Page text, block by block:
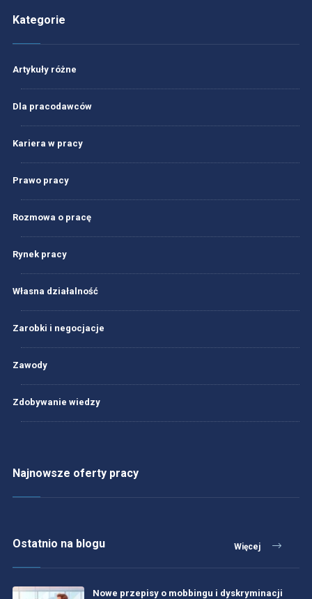
Kategorie
Artykuły różne
Dla pracodawców
Kariera w pracy
Prawo pracy
Rozmowa o pracę
Rynek pracy
Własna działalność
Zarobki i negocjacje
Zawody
Zdobywanie wiedzy
Najnowsze oferty pracy
Ostatnio na blogu Więcej
Nowe przepisy o mobbingu i dyskryminacji